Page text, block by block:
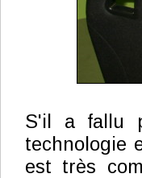
S'il a fallu
technologie
est très